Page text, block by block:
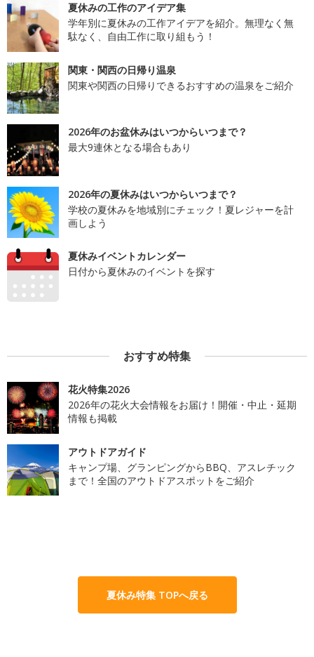
夏休みの工作のアイデア集
学年別に夏休みの工作アイデアを紹介。無理なく無
駄なく、自由工作に取り組もう！
関東・関西の日帰り温泉
関東や関西の日帰りできるおすすめの温泉をご紹介
2026年のお盆休みはいつからいつまで？
最大9連休となる場合もあり
2026年の夏休みはいつからいつまで？
学校の夏休みを地域別にチェック！夏レジャーを計
画しよう
夏休みイベントカレンダー
日付から夏休みのイベントを探す
おすすめ特集
花火特集2026
2026年の花火大会情報をお届け！開催・中止・延期
情報も掲載
アウトドアガイド
キャンプ場、グランピングからBBQ、アスレチック
まで！全国のアウトドアスポットをご紹介
夏休み特集 TOPへ戻る